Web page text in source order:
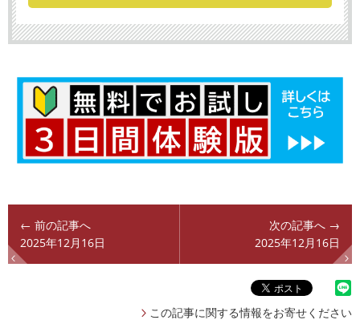
← 前の記事へ
2025年12月16日
次の記事へ →
2025年12月16日
この記事に関する情報をお寄せください